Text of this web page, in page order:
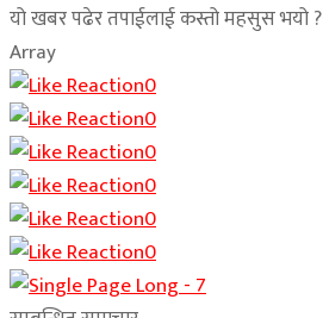
यो खबर पढेर तपाईलाई कस्तो महसुस भयो ?
Array
0
0
0
0
0
0